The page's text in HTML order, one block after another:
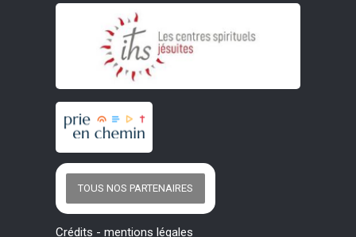
TOUS NOS PARTENAIRES
Crédits - mentions légales